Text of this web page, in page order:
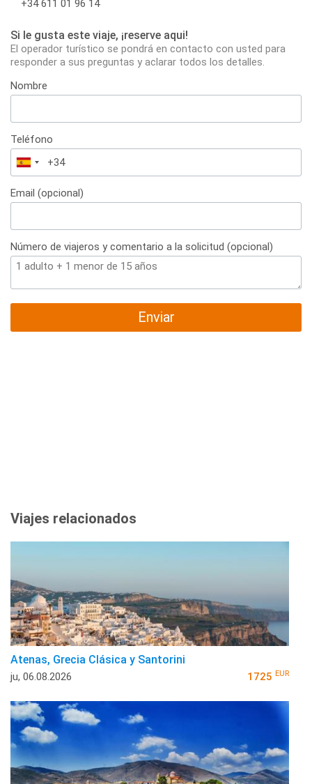
+34 611 01 96 14
Si le gusta este viaje, ¡reserve aqui!
El operador turístico se pondrá en contacto con usted para
responder a sus preguntas y aclarar todos los detalles.
Nombre
Teléfono
España
+34
Email (opcional)
Número de viajeros y comentario a la solicitud (opcional)
Enviar
Viajes relacionados
Atenas, Grecia Clásica y Santorini
ju, 06.08.2026 1725 EUR